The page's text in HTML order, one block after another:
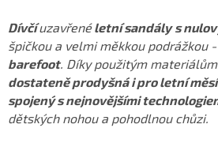
cena:
Dívčíuzavřenéletní sandály s
špičkou a velmi měkkou podrážkou -
barefoot. Díky použitým
dostateně prodyšná i pro letní
spojený s nejnovějšími
dětských nohou a pohodlnou chůzi.